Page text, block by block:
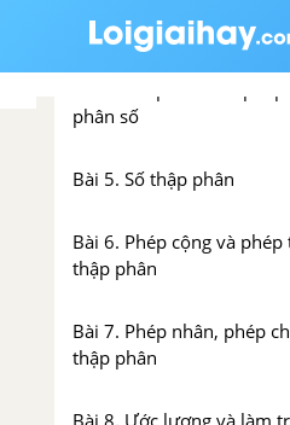
phân số
phân số
Bài 5. Số thập phân
Bài 6. Phép cộng và
thập phân
Bài 7. Phép nhân, phép
thập phân
Bài 8. Ước lượng và làm